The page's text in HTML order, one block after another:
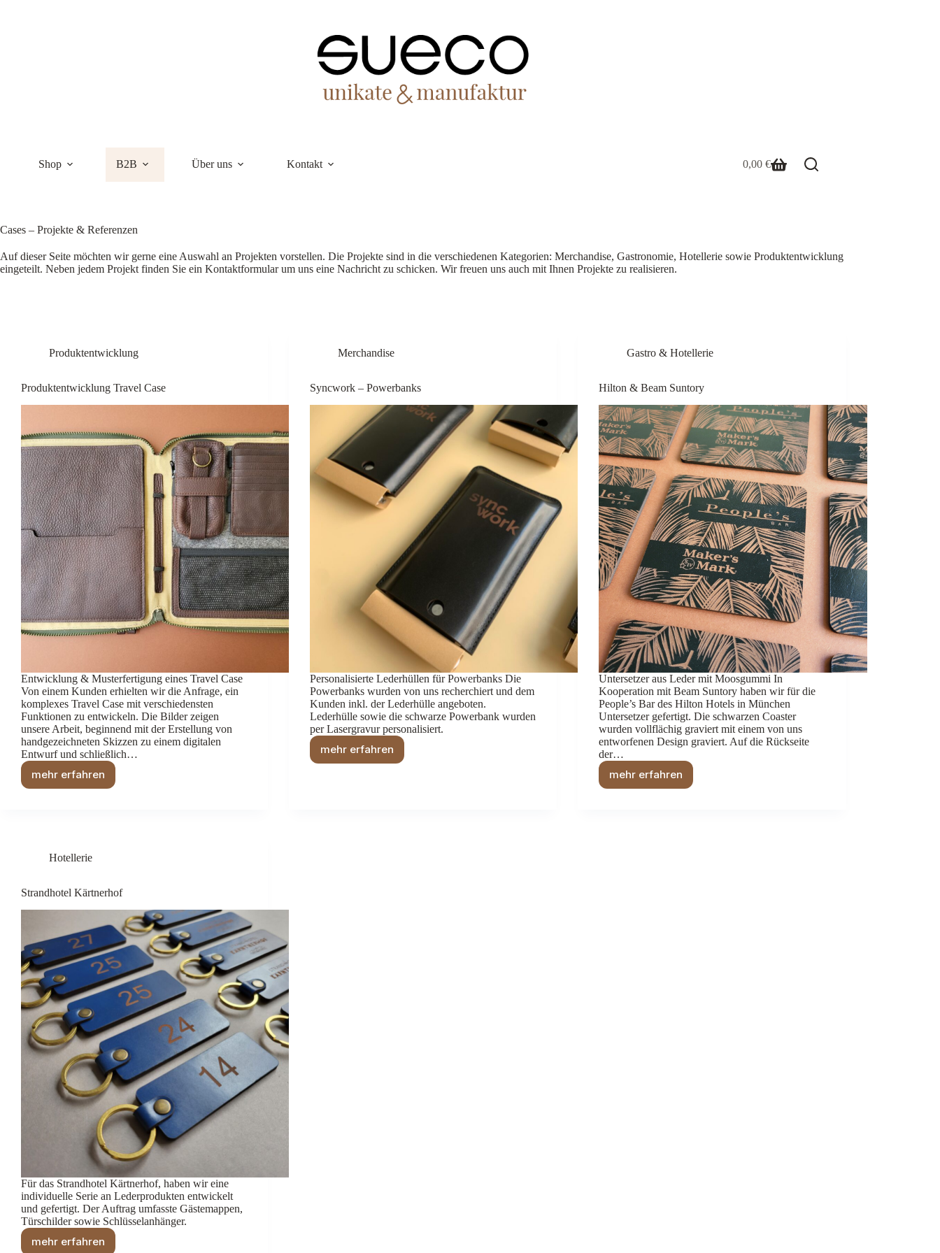
Shop B2B Über uns Kontakt Warenkorb
0,00 €
Cases – Projekte & Referenzen
Auf dieser Seite möchten wir gerne eine Auswahl an Projekten vorstellen. Die Projekte sind in die verschiedenen Kategorien: Merchandise, Gastronomie, Hotellerie sowie Produktentwicklung
eingeteilt. Neben jedem Projekt finden Sie ein Kontaktformular um uns eine Nachricht zu schicken. Wir freuen uns auch mit Ihnen Projekte zu realisieren.
Produktentwicklung
Produktentwicklung Travel Case
Entwicklung & Musterfertigung eines Travel Case
Von einem Kunden erhielten wir die Anfrage, ein
komplexes Travel Case mit verschiedensten
Funktionen zu entwickeln. Die Bilder zeigen
unsere Arbeit, beginnend mit der Erstellung von
handgezeichneten Skizzen zu einem digitalen
Entwurf und schließlich…
mehr erfahrenProduktentwicklung
Merchandise
Syncwork – Powerbanks
Personalisierte Lederhüllen für Powerbanks Die
Powerbanks wurden von uns recherchiert und dem
Kunden inkl. der Lederhülle angeboten.
Lederhülle sowie die schwarze Powerbank wurden
per Lasergravur personalisiert.
mehr erfahren
Syncwork
Gastro & Hotellerie
Hilton & Beam Suntory
Untersetzer aus Leder mit Moosgummi In
Kooperation mit Beam Suntory haben wir für die
People’s Bar des Hilton Hotels in München
Untersetzer gefertigt. Die schwarzen Coaster
wurden vollflächig graviert mit einem von uns
entworfenen Design graviert. Auf die Rückseite
der…
mehr erfahren
Hilton
Hotellerie
Strandhotel Kärtnerhof
Für das Strandhotel Kärtnerhof, haben wir eine
individuelle Serie an Lederprodukten entwickelt
und gefertigt. Der Auftrag umfasste Gästemappen,
Türschilder sowie Schlüsselanhänger.
mehr erfahren
Strandhotel